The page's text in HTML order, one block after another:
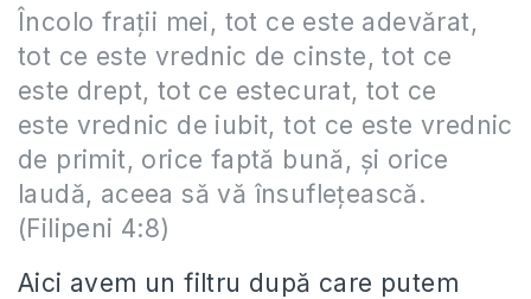
Încolo frații mei, tot ce este adevărat,
tot ce este vrednic de cinste, tot ce
este drept, tot ce estecurat, tot ce
este vrednic de iubit, tot ce este vrednic
de primit, orice faptă bună, și orice
laudă, aceea să vă însuflețească.
(Filipeni 4:8)
Aici avem un filtru după care putem